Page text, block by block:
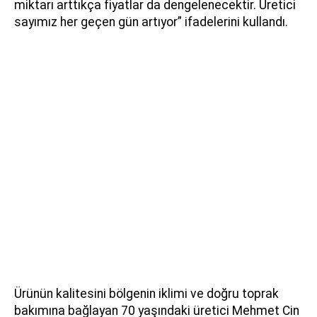
miktarı arttıkça fiyatlar da dengelenecektir. Üretici
sayımız her geçen gün artıyor” ifadelerini kullandı.
Ürünün kalitesini bölgenin iklimi ve doğru toprak
bakımına bağlayan 70 yaşındaki üretici Mehmet Cin